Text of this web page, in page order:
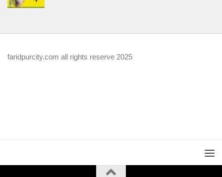
faridpurcity.com all rights reserve 2025